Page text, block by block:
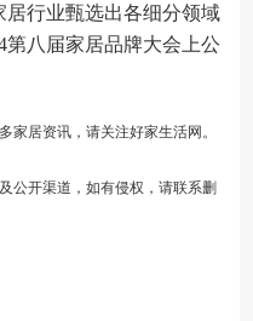
行业甄选出各细分领域
第八届家居品牌大会上公
家居资讯，请关注好家生活网。
公开渠道，如有侵权，请联系删